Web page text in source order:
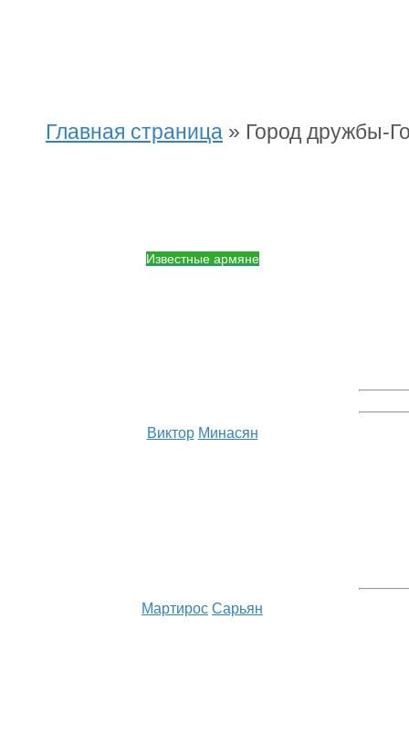
Главная страница » Город дружбы-
Известные армяне
Виктор Минасян
Мартирос Сарьян